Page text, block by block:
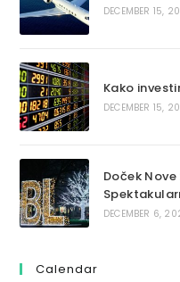
DECEMBER 15,
Kako
DECEMBER 15,
Doček
DECEMBER 6,
Calendar